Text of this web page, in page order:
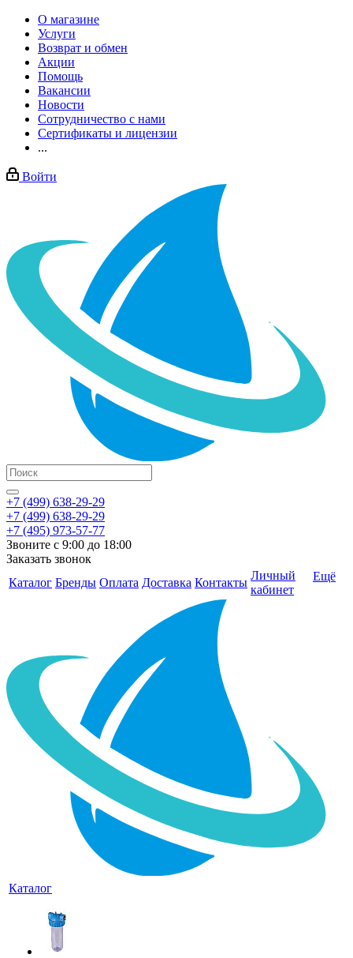
О магазине
Услуги
Возврат и обмен
Акции
Помощь
Вакансии
Новости
Сотрудничество с нами
Сертификаты и лицензии
...
Войти
+7 (499) 638-29-29
+7 (499) 638-29-29
+7 (495) 973-57-77
Звоните с 9:00 до 18:00
Заказать звонок
Каталог Бренды Оплата Доставка Контакты
Личный
кабинет
Ещё
Каталог